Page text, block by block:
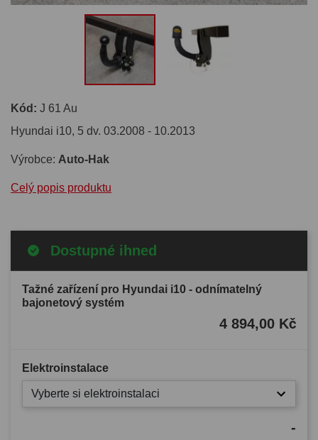
Kód: J 61 Au
Hyundai i10, 5 dv. 03.2008 - 10.2013
Výrobce: Auto-Hak
Celý popis produktu
Dostupné ihned
Tažné zařízení pro Hyundai i10 - odnímatelný
bajonetový systém
4 894,00 Kč
Elektroinstalace
Vyberte si elektroinstalaci
-